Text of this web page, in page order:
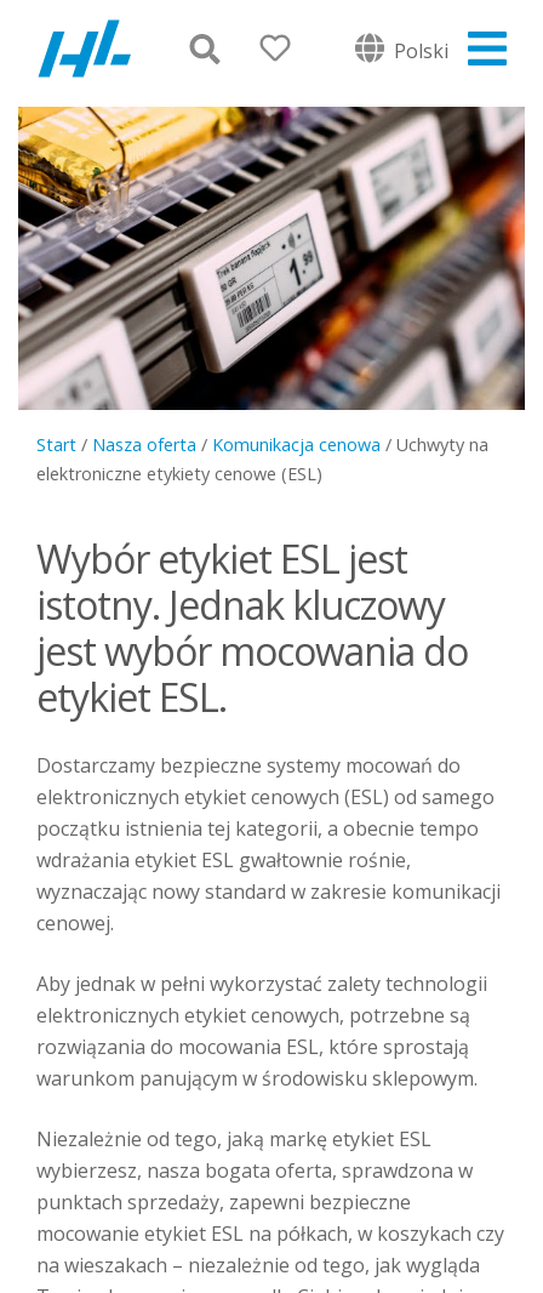
Polski
Start / Nasza oferta / Komunikacja cenowa / Uchwyty na
elektroniczne etykiety cenowe (ESL)
Wybór etykiet ESL jest
istotny. Jednak kluczowy
jest wybór mocowania do
etykiet ESL.
Dostarczamy bezpieczne systemy mocowań do
elektronicznych etykiet cenowych (ESL) od samego
początku istnienia tej kategorii, a obecnie tempo
wdrażania etykiet ESL gwałtownie rośnie,
wyznaczając nowy standard w zakresie komunikacji
cenowej.
Aby jednak w pełni wykorzystać zalety technologii
elektronicznych etykiet cenowych, potrzebne są
rozwiązania do mocowania ESL, które sprostają
warunkom panującym w środowisku sklepowym.
Niezależnie od tego, jaką markę etykiet ESL
wybierzesz, nasza bogata oferta, sprawdzona w
punktach sprzedaży, zapewni bezpieczne
mocowanie etykiet ESL na półkach, w koszykach czy
na wieszakach – niezależnie od tego, jak wygląda